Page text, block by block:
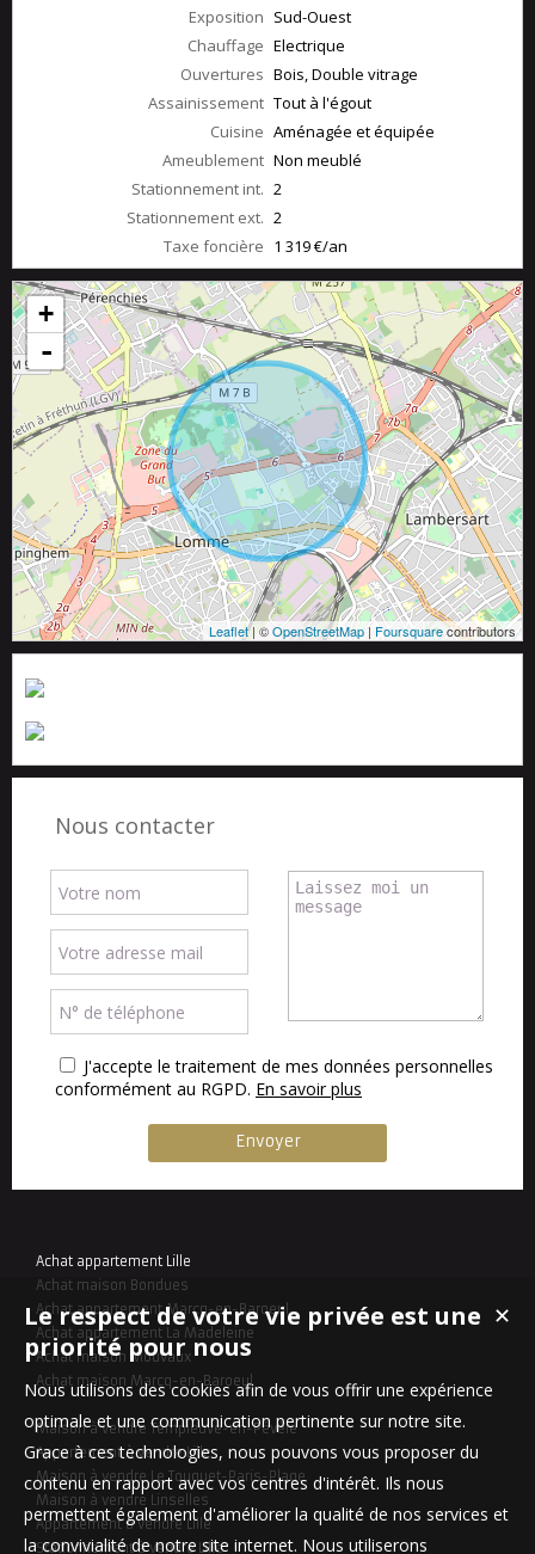
Exposition Sud-Ouest
Chauffage Electrique
Ouvertures Bois, Double vitrage
Assainissement Tout à l'égout
Cuisine Aménagée et équipée
Ameublement Non meublé
Stationnement int. 2
Stationnement ext. 2
Taxe foncière 1 319 €/an
+
-
Leaflet| ©OpenStreetMap| Foursquarecontributors
Nous contacter
J'accepte le traitement de mes données personnelles
conformément au RGPD. En savoir plus
Achat appartement Lille
Achat maison Bondues
Achat appartement Marcq-en-Baroeul
Achat appartement La Madeleine
Achat maison Mouvaux
Achat maison Marcq-en-Baroeul
Maison à vendre Templeuve-en-Pévèle
Appartement à vendre Lille
Maison à vendre Le Touquet-Paris-Plage
Maison à vendre Linselles
Appartement à vendre Lille
Stationnement à vendre Lille
✕
Le respect de votre vie privée est une
priorité pour nous
Nous utilisons des cookies afin de vous offrir une expérience
optimale et une communication pertinente sur notre site.
Grace à ces technologies, nous pouvons vous proposer du
contenu en rapport avec vos centres d'intérêt. Ils nous
permettent également d'améliorer la qualité de nos services et
la convivialité de notre site internet. Nous utiliserons